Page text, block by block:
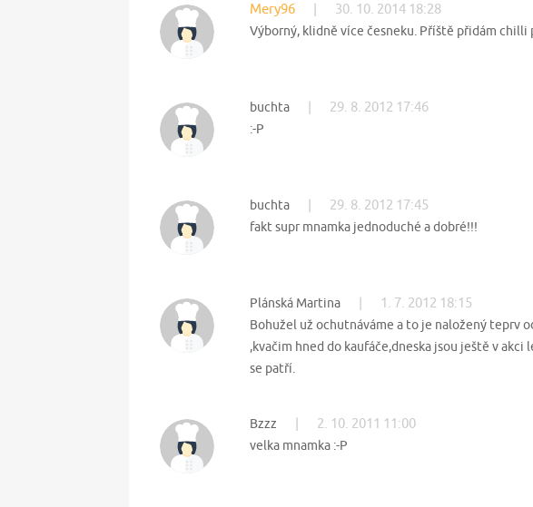
Mery96 30. 10. 2014 18:28
Výborný, klidně více česneku. Příště přidám chilli
buchta 29. 8. 2012 17:46
:-P
buchta 29. 8. 2012 17:45
fakt supr mnamka jednoduché a dobré!!!
Plánská Martina 1. 7. 2012 18:15
Bohužel už ochutnáváme a to je naložený teprv
,kvačim hned do kaufáče,dneska jsou ještě v
se patří.
Bzzz 2. 10. 2011 11:00
velka mnamka :-P